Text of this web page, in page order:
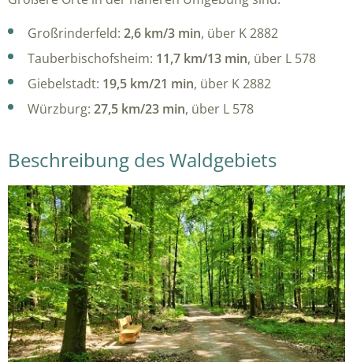
Großrinderfeld: 2,6 km/3 min, über K 2882
Tauberbischofsheim: 11,7 km/13 min, über L 578
Giebelstadt: 19,5 km/21 min, über K 2882
Würzburg: 27,5 km/23 min, über L 578
Beschreibung des Waldgebiets